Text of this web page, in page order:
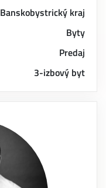
Banskobystrický kraj
Byty
Predaj
3-izbový byt